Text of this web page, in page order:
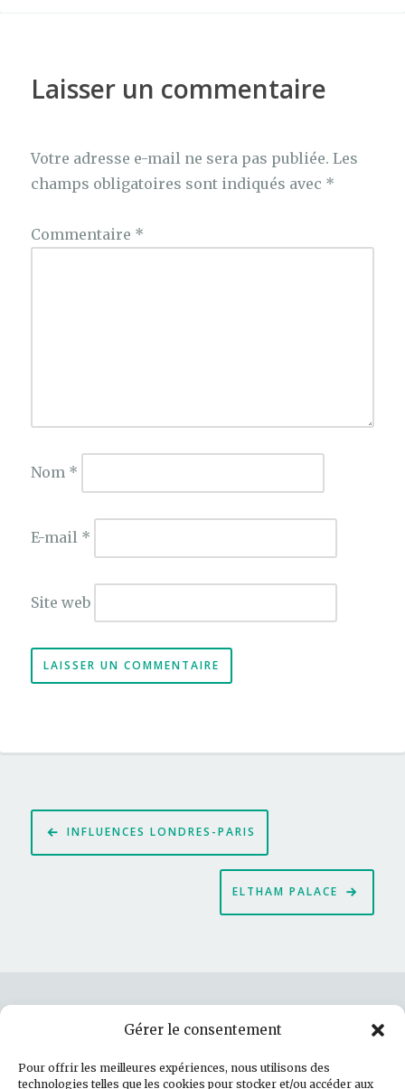
Gérer le consentement
Pour offrir les meilleures expériences, nous utilisons des
technologies telles que les cookies pour stocker et/ou accéder aux
Laisser un commentaire
Votre adresse e-mail ne sera pas publiée. Les
champs obligatoires sont indiqués avec *
Commentaire *
Nom *
E-mail *
Site web
Navigation
de
INFLUENCES LONDRES-PARIS
ELTHAM PALACE